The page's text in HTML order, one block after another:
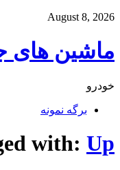
August 8, 2026
ماشین های
خودرو
برگه نمونه
with: Up